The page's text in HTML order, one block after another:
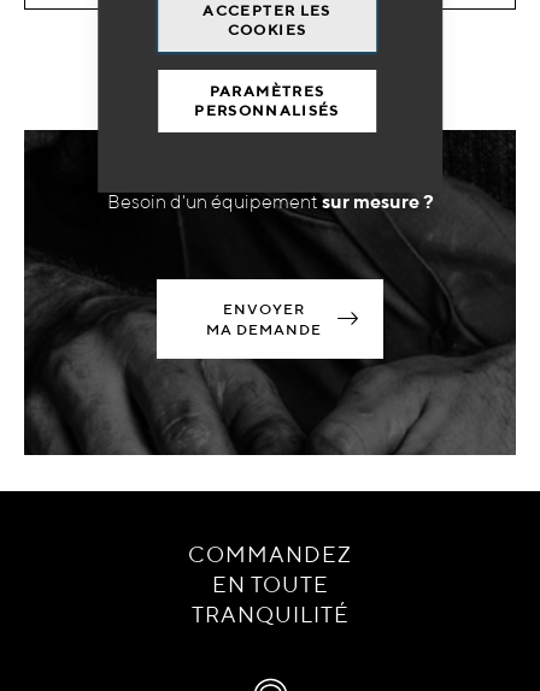
ACCEPTER LES
COOKIES
PARAMÈTRES
PERSONNALISÉS
Besoin d'un équipement sur mesure ?
ENVOYER
MA DEMANDE
COMMANDEZ
EN TOUTE
TRANQUILITÉ